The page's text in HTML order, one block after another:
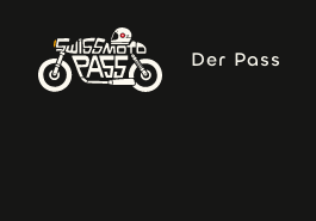
Der Pass